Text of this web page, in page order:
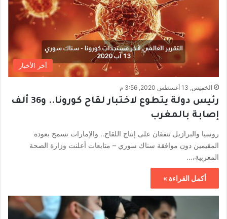
أخر الأخبار
الخميس, 13 أغسطس 2020, 3:56 م
رئيس دولة يتطوع لاختبار لقاح كورونا.. و36 ألف
إصابة بالمغرب
روسيا والبرازيل تتفقان على إنتاج اللقاح.. والإمارات تسمح بعودة
المقيمين دون موافقة سناك سوري – متابعات أعلنت وزارة الصحة
المغربية،…
أكمل القراءة »